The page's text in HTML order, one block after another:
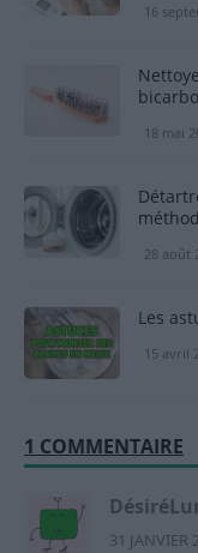
16
18 mai
28 août
Les
15 avril
1 COMMENTAIRE
31 JANVIER